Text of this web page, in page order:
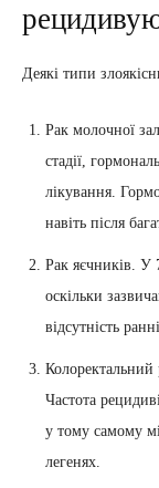
Деякі типи
Рак молочної
стадії,
лікування.
навіть після
Рак яєчників. У
оскільки
відсутність
Частота
у тому самому
легенях.